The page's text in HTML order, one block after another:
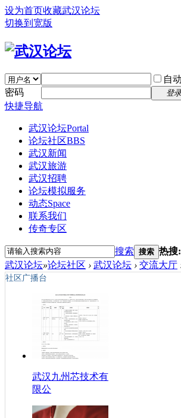
设为首页收藏武汉论坛
切换到宽版
自
密码
登录
快捷导航
武汉论坛Portal
论坛社区BBS
武汉新闻
武汉旅游
武汉招聘
论坛模拟服务
动态Space
联系我们
传奇专区
搜索 搜索 热搜:
武汉论坛»论坛社区 › 武汉论坛 › 交流大厅
社区广播台
武汉九州芯技术有
限公